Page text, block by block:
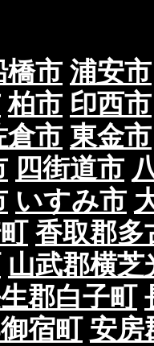
橋市 浦安市
柏市 印西市
倉市 東金市
四街道市
いすみ市
香取郡多
山武郡横芝
郡白子町
宿町 安房